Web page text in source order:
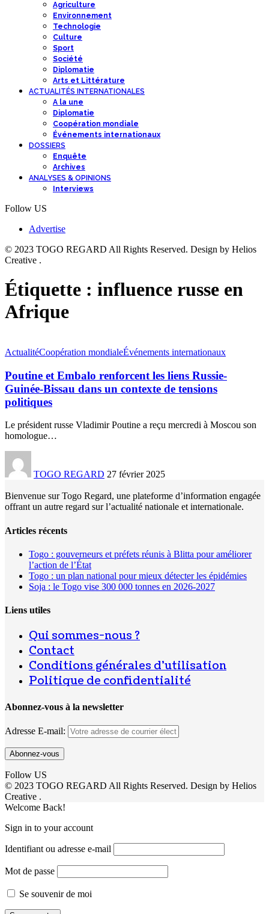
Agriculture
Environnement
Technologie
Culture
Sport
Société
Diplomatie
Arts et Littérature
ACTUALITÉS INTERNATIONALES
A la une
Diplomatie
Coopération mondiale
Événements internationaux
DOSSIERS
Enquête
Archives
ANALYSES & OPINIONS
Interviews
Follow US
Advertise
© 2023 TOGO REGARD All Rights Reserved. Design by Helios
Creative .
Étiquette : influence russe en
Afrique
ActualitéCoopération mondialeÉvénements internationaux
Poutine et Embalo renforcent les liens Russie-
Guinée-Bissau dans un contexte de tensions
politiques
Le président russe Vladimir Poutine a reçu mercredi à Moscou son
homologue…
TOGO REGARD 27 février 2025
Bienvenue sur Togo Regard, une plateforme d’information engagée
offrant un autre regard sur l’actualité nationale et internationale.
Articles récents
Togo : gouverneurs et préfets réunis à Blitta pour améliorer
l’action de l’État
Togo : un plan national pour mieux détecter les épidémies
Soja : le Togo vise 300 000 tonnes en 2026-2027
Liens utiles
Qui sommes-nous ?
Contact
Conditions générales d’utilisation
Politique de confidentialité
Abonnez-vous à la newsletter
Adresse E-mail:
Follow US
© 2023 TOGO REGARD All Rights Reserved. Design by Helios
Creative .
Welcome Back!
Sign in to your account
Identifiant ou adresse e-mail
Mot de passe
Se souvenir de moi